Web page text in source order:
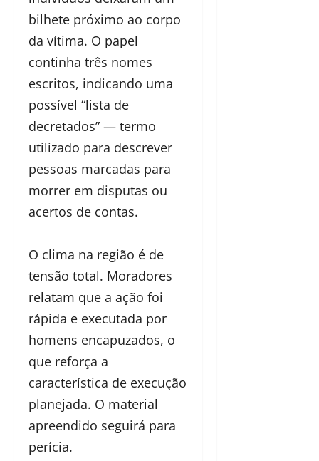
bilhete próximo ao corpo
da vítima. O papel
continha três nomes
escritos, indicando uma
possível “lista de
decretados” — termo
utilizado para descrever
pessoas marcadas para
morrer em disputas ou
acertos de contas.
O clima na região é de
tensão total. Moradores
relatam que a ação foi
rápida e executada por
homens encapuzados, o
que reforça a
característica de execução
planejada. O material
apreendido seguirá para
perícia.